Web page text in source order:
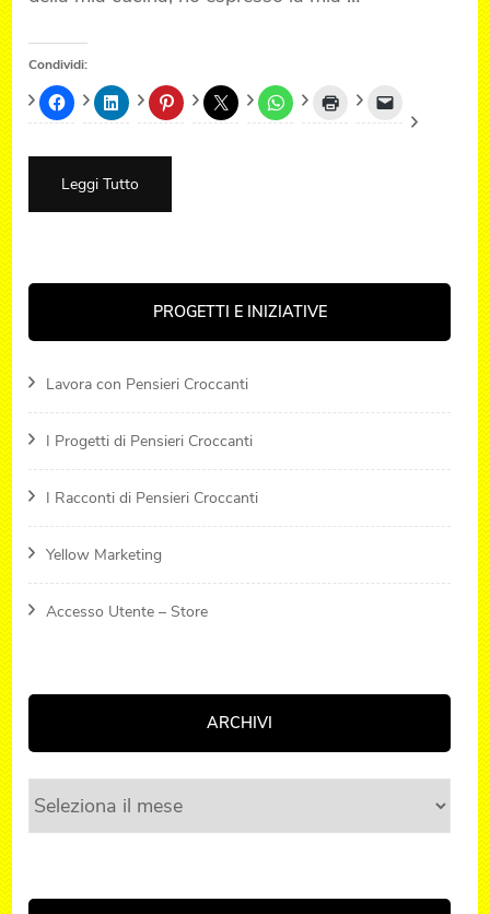
Condividi:
Leggi Tutto
PROGETTI E INIZIATIVE
Lavora con Pensieri Croccanti
I Progetti di Pensieri Croccanti
I Racconti di Pensieri Croccanti
Yellow Marketing
Accesso Utente – Store
ARCHIVI
Archivi